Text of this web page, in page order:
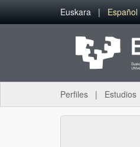
Saltar al contenido principal
Euskara Español
Perfiles Estudios